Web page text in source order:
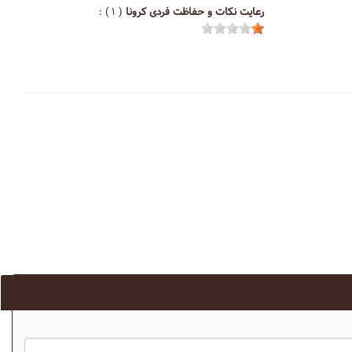
رعایت نکات و حفاظت فردی کرونا ( ۱ ) :